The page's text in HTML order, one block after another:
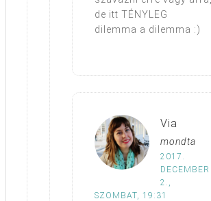
de itt TÉNYLEG
dilemma a dilemma :)
Via
mondta
2017.
DECEMBER
2.,
SZOMBAT, 19:31